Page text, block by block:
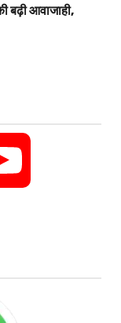
बढ़ी आवाजाही,